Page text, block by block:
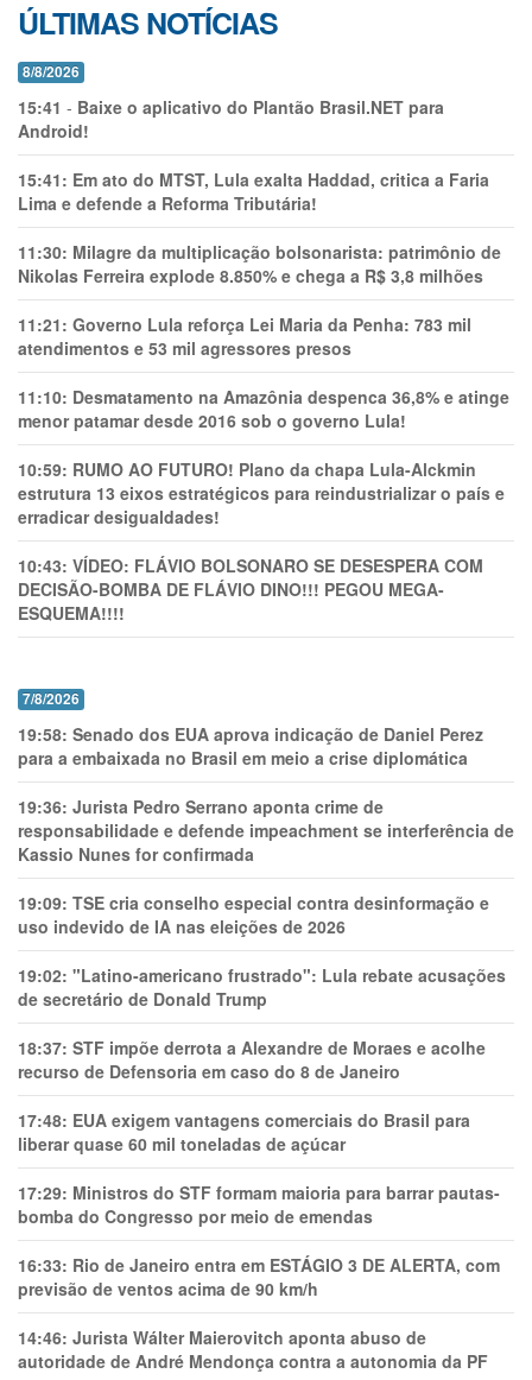
ÚLTIMAS NOTÍCIAS
8/8/2026
15:41 - Baixe o aplicativo do Plantão Brasil.NET para
Android!
15:41: Em ato do MTST, Lula exalta Haddad, critica a Faria
Lima e defende a Reforma Tributária!
11:30: Milagre da multiplicação bolsonarista: patrimônio de
Nikolas Ferreira explode 8.850% e chega a R$ 3,8 milhões
11:21: Governo Lula reforça Lei Maria da Penha: 783 mil
atendimentos e 53 mil agressores presos
11:10: Desmatamento na Amazônia despenca 36,8% e atinge
menor patamar desde 2016 sob o governo Lula!
10:59: RUMO AO FUTURO! Plano da chapa Lula-Alckmin
estrutura 13 eixos estratégicos para reindustrializar o país e
erradicar desigualdades!
10:43: VÍDEO: FLÁVIO BOLSONARO SE DESESPERA COM
DECISÃO-BOMBA DE FLÁVIO DINO!!! PEGOU MEGA-
ESQUEMA!!!!
7/8/2026
19:58: Senado dos EUA aprova indicação de Daniel Perez
para a embaixada no Brasil em meio a crise diplomática
19:36: Jurista Pedro Serrano aponta crime de
responsabilidade e defende impeachment se interferência de
Kassio Nunes for confirmada
19:09: TSE cria conselho especial contra desinformação e
uso indevido de IA nas eleições de 2026
19:02: "Latino-americano frustrado": Lula rebate acusações
de secretário de Donald Trump
18:37: STF impõe derrota a Alexandre de Moraes e acolhe
recurso de Defensoria em caso do 8 de Janeiro
17:48: EUA exigem vantagens comerciais do Brasil para
liberar quase 60 mil toneladas de açúcar
17:29: Ministros do STF formam maioria para barrar pautas-
bomba do Congresso por meio de emendas
16:33: Rio de Janeiro entra em ESTÁGIO 3 DE ALERTA, com
previsão de ventos acima de 90 km/h
14:46: Jurista Wálter Maierovitch aponta abuso de
autoridade de André Mendonça contra a autonomia da PF